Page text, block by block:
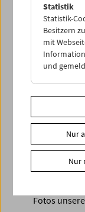
< zurück zur
News
News
Fotos
Statistik
Statistik-
Besitzern
mit
und
Nur
Nur